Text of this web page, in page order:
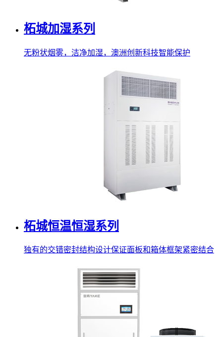
柘城加湿系列
无粉状烟雾，洁净加湿，澳洲创新科技智能保护
柘城恒温恒湿系列
独有的交错密封结构设计保证面板和箱体框架紧密结合